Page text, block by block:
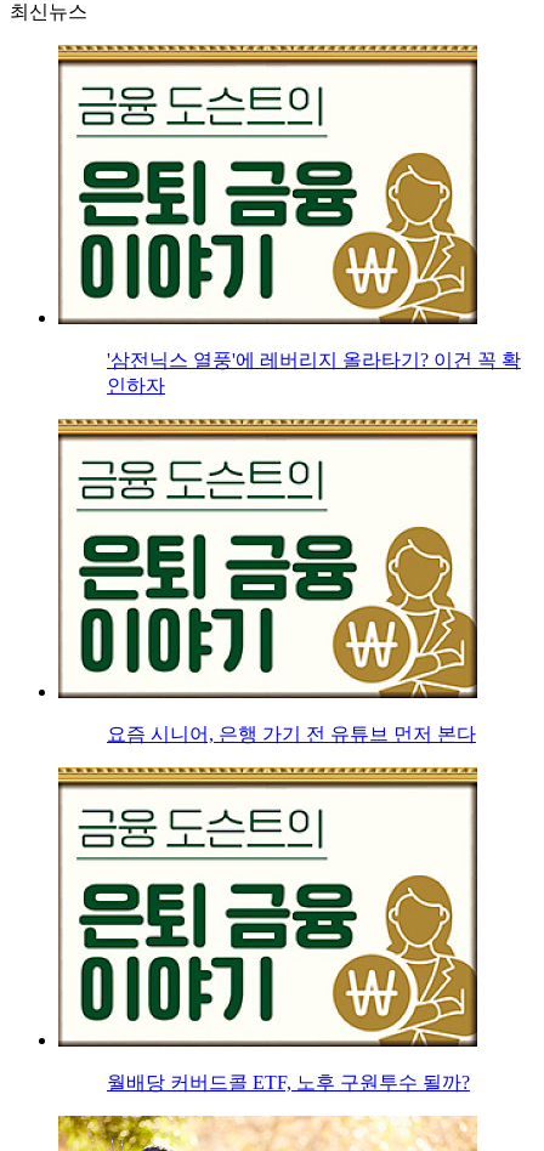
최신뉴스
'삼전닉스 열풍'에 레버리지 올라타기? 이건 꼭 확
인하자
요즘 시니어, 은행 가기 전 유튜브 먼저 본다
월배당 커버드콜 ETF, 노후 구원투수 될까?